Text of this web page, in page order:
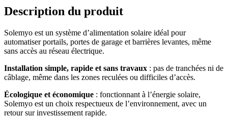
Description du produit
Solemyo est un système d’alimentation solaire idéal pour
automatiser portails, portes de garage et barrières levantes, même
sans accès au réseau électrique.
Installation simple, rapide et sans travaux : pas de tranchées ni de
câblage, même dans les zones reculées ou difficiles d’accès.
Écologique et économique : fonctionnant à l’énergie solaire,
Solemyo est un choix respectueux de l’environnement, avec un
retour sur investissement rapide.